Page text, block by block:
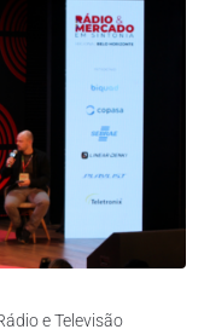
e Televisão